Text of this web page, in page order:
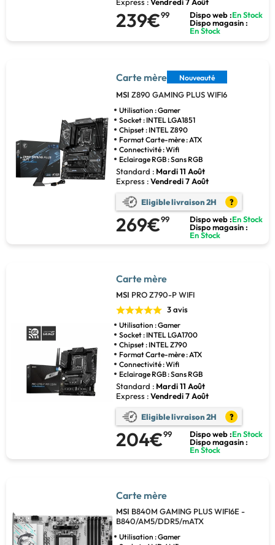
239€99 Dispo web :En Stock
Dispo magasin :
En Stock
Carte mère Nouveauté
MSI Z890 GAMING PLUS WIFI6
Utilisation : Gamer
Socket : INTEL LGA1851
Chipset : INTEL Z890
Format Carte-mère : ATX
Connectivité : Wifi
Eclairage RGB : Sans RGB
Standard : Mardi 11 Août
Express :Vendredi 7 Août
Eligible livraison 2H ?
269€99 Dispo web :En Stock
Dispo magasin :
En Stock
Carte mère
MSI PRO Z790-P WIFI
3 avis
Utilisation : Gamer
Socket : INTEL LGA1700
Chipset : INTEL Z790
Format Carte-mère : ATX
Connectivité : Wifi
Eclairage RGB : Sans RGB
Standard : Mardi 11 Août
Express :Vendredi 7 Août
Eligible livraison 2H ?
204€99 Dispo web :En Stock
Dispo magasin :
En Stock
Carte mère
MSI B840M GAMING PLUS WIFI6E -
B840/AM5/DDR5/mATX
Utilisation : Gamer